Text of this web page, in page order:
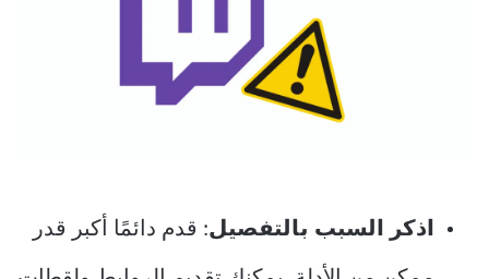
اذكر السبب بالتفصيل: قدم دائمًا أكبر قدر